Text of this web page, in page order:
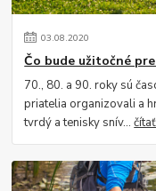
03.08.2020
Čo bude užitočné
70., 80. a 90. roky sú
priatelia organizovali a
tvrdý a tenisky snív...